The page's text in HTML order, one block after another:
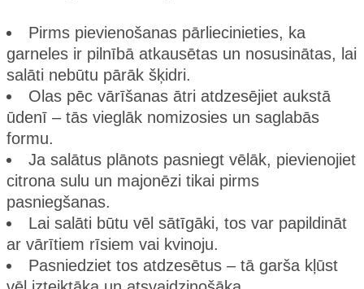
Pirms pievienošanas pārliecinieties, ka
garneles ir pilnībā atkausētas un nosusinātas, lai
salāti nebūtu pārāk šķidri.
Olas pēc vārīšanas ātri atdzesējiet aukstā
ūdenī – tās vieglāk nomizosies un saglabās
formu.
Ja salātus plānots pasniegt vēlāk, pievienojiet
citrona sulu un majonēzi tikai pirms
pasniegšanas.
Lai salāti būtu vēl sātīgāki, tos var papildināt
ar vārītiem rīsiem vai kvinoju.
Pasniedziet tos atdzesētus – tā garša kļūst